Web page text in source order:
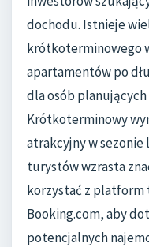
dochodu. Istnieje
krótkoterminowego
apartamentów po
dla osób planujących
Krótkoterminowy
atrakcyjny w
turystów wzrasta
korzystać z platform
Booking.com, aby
potencjalnych